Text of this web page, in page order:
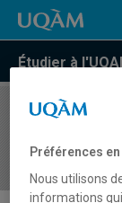
Étudier à
COURS//
humaine
Préférences
Nous utilisons
informations